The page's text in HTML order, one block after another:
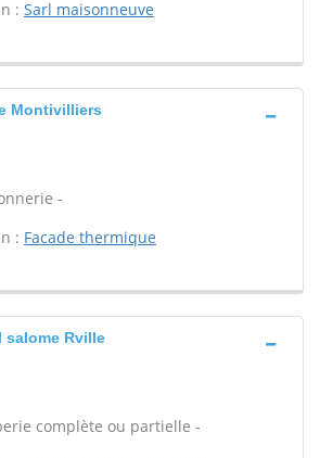
: Sarl maisonneuve
Montivilliers
-
: Facade thermique
salome Rville
complète ou partielle -